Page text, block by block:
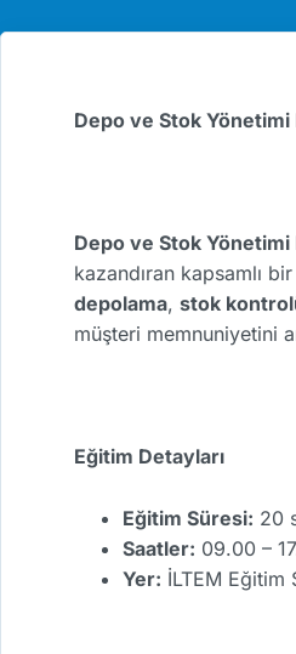
Depo ve Stok Yönetimi
Depo ve Stok Yönetimi
kazandıran kapsamlı
depolama, stok
müşteri memnuniyetini
Eğitim Detayları
Eğitim Süresi: 20
Saatler: 09.00 –
Yer: İLTEM